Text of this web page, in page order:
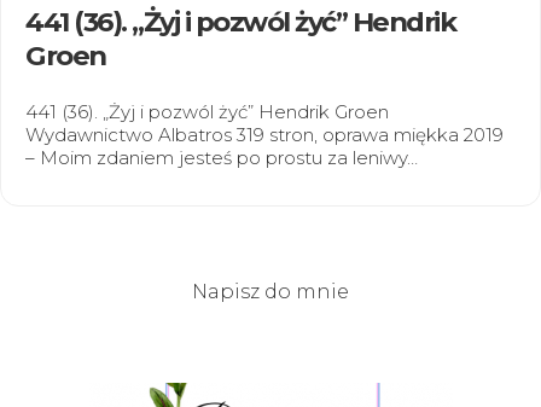
441 (36). „Żyj i pozwól żyć” Hendrik
Groen
441 (36). „Żyj i pozwól żyć” Hendrik Groen
Wydawnictwo Albatros 319 stron, oprawa miękka 2019
– Moim zdaniem jesteś po prostu za leniwy…
Napisz do mnie